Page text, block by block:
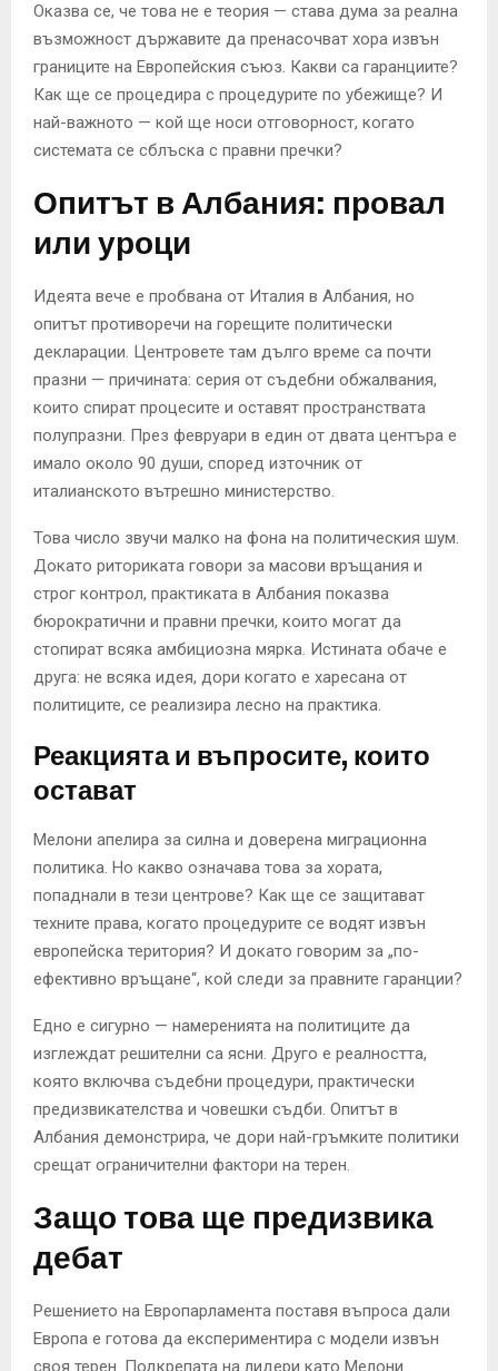
Оказва се, че това не е теория — става дума за реална
възможност държавите да пренасочват хора извън
границите на Европейския съюз. Какви са гаранциите?
Как ще се процедира с процедурите по убежище? И
най-важното — кой ще носи отговорност, когато
системата се сблъска с правни пречки?
Опитът в Албания: провал
или уроци
Идеята вече е пробвана от Италия в Албания, но
опитът противоречи на горещите политически
декларации. Центровете там дълго време са почти
празни — причината: серия от съдебни обжалвания,
които спират процесите и оставят пространствата
полупразни. През февруари в един от двата центъра е
имало около 90 души, според източник от
италианското вътрешно министерство.
Това число звучи малко на фона на политическия шум.
Докато риториката говори за масови връщания и
строг контрол, практиката в Албания показва
бюрократични и правни пречки, които могат да
стопират всяка амбициозна мярка. Истината обаче е
друга: не всяка идея, дори когато е харесана от
политиците, се реализира лесно на практика.
Реакцията и въпросите, които
остават
Мелони апелира за силна и доверена миграционна
политика. Но какво означава това за хората,
попаднали в тези центрове? Как ще се защитават
техните права, когато процедурите се водят извън
европейска територия? И докато говорим за „по-
ефективно връщане“, кой следи за правните гаранции?
Едно е сигурно — намеренията на политиците да
изглеждат решителни са ясни. Друго е реалността,
която включва съдебни процедури, практически
предизвикателства и човешки съдби. Опитът в
Албания демонстрира, че дори най-гръмките политики
срещат ограничителни фактори на терен.
Защо това ще предизвика
дебат
Решението на Европарламента поставя въпроса дали
Европа е готова да експериментира с модели извън
своя терен. Подкрепата на лидери като Мелони